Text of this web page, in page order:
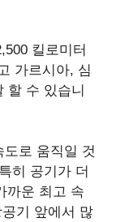
킬로미터
가르시아, 심
할 수 있습니
로 움직일 것
히 공기가 더
까운 최고 속
기 앞에서 많